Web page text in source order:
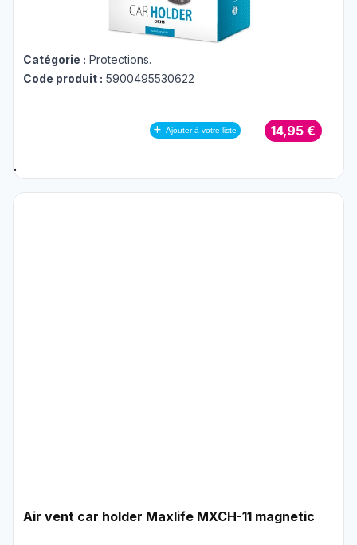
Catégorie : Protections.
Code produit : 5900495530622
Ajouter à votre liste 14,95 €
;
Air vent car holder Maxlife MXCH-11 magnetic